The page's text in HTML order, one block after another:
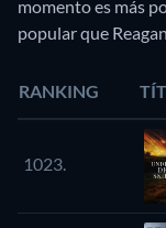
momento es más
popular que Reagan.
RANKING
1023.